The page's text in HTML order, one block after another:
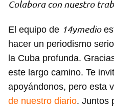
Colabora con nuestro
El equipo de 14ymedio
hacer un periodismo
la Cuba profunda.
este largo camino. Te
apoyándonos, pero esta
de nuestro diario. Juntos